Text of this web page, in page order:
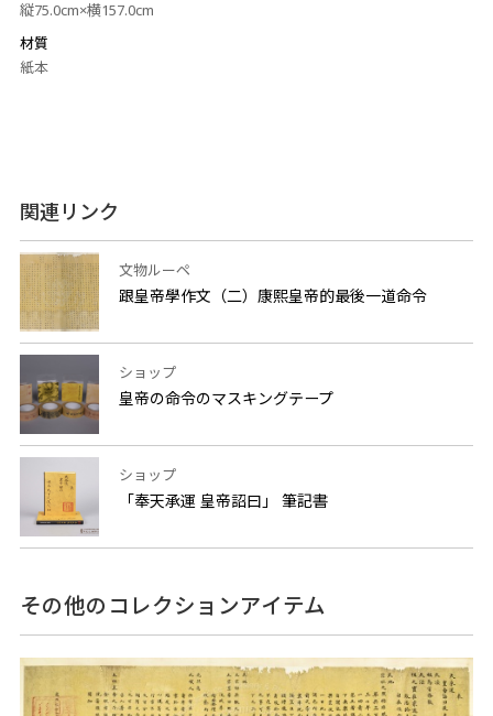
縦75.0cm×横157.0cm
材質
紙本
関連リンク
文物ルーペ
跟皇帝學作文（二）康熙皇帝的最後一道命令
ショップ
皇帝の命令のマスキングテープ
ショップ
「奉天承運 皇帝詔曰」 筆記書
その他のコレクションアイテム